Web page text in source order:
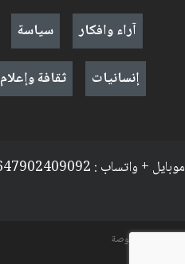
آراء وافكار
سياسة
إنسانيات
ثقافة وإعلام
موبايل + واتساب : 009647902409092
السياسة والخصوصة